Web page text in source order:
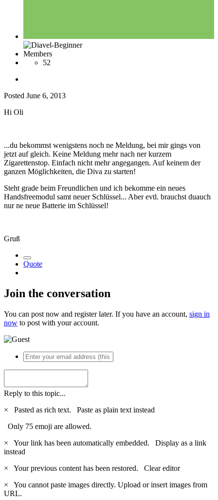
Members
52
Posted June 6, 2013
Hi Oli
...du bekommst wenigstens noch ne Meldung, bei mir gings von
jetzt auf gleich. Keine Meldung mehr nach ner kurzem
Zigarettenstop. Einfach nicht mehr angegangen. Auf keinem der
ganzen Möglichkeiten, die Diva zu starten!
Steht grade beim Freundlichen und ich bekomme ein neues
Handsfreemodul samt neuer Schlüssel... Aber evtl. brauchst duauch
nur ne neue Batterie im Schlüssel!
Gruß
Quote
Join the conversation
You can post now and register later. If you have an account, sign in
now to post with your account.
Reply to this topic...
×
Pasted as rich text. Paste as plain text instead
Only 75 emoji are allowed.
×
Your link has been automatically embedded. Display as a link
instead
×
Your previous content has been restored. Clear editor
×
You cannot paste images directly. Upload or insert images from
URL.